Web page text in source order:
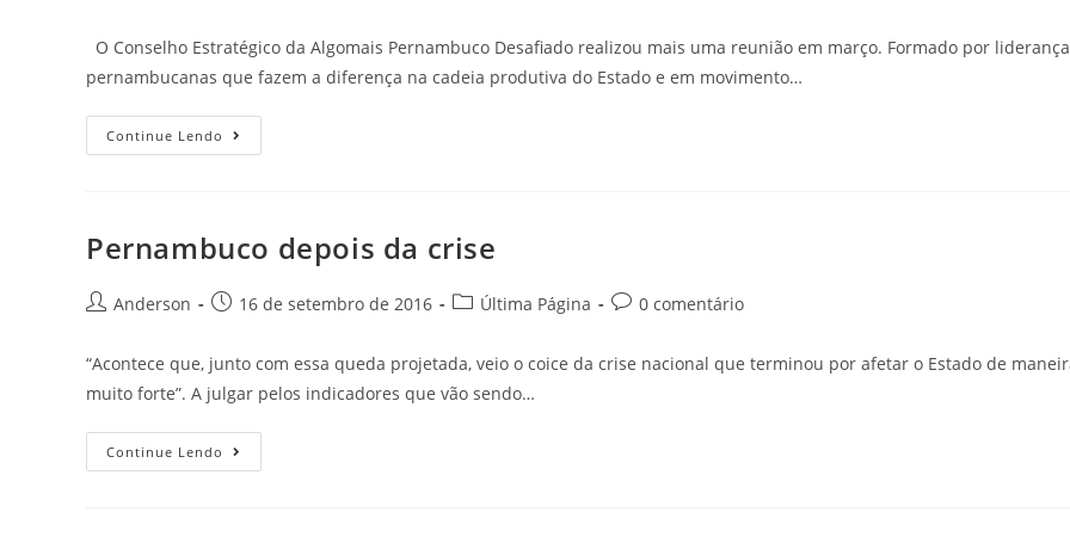
O Conselho Estratégico da Algomais Pernambuco Desafiado realizou mais uma reunião em março. Formado por
pernambucanas que fazem a diferença na cadeia produtiva do Estado e em movimento…
Continue Lendo
Pernambuco depois da crise
Anderson 16 de setembro de 2016 Última Página 0 comentário
“Acontece que, junto com essa queda projetada, veio o coice da crise nacional que terminou por afetar o Estado de
muito forte”. A julgar pelos indicadores que vão sendo…
Continue Lendo